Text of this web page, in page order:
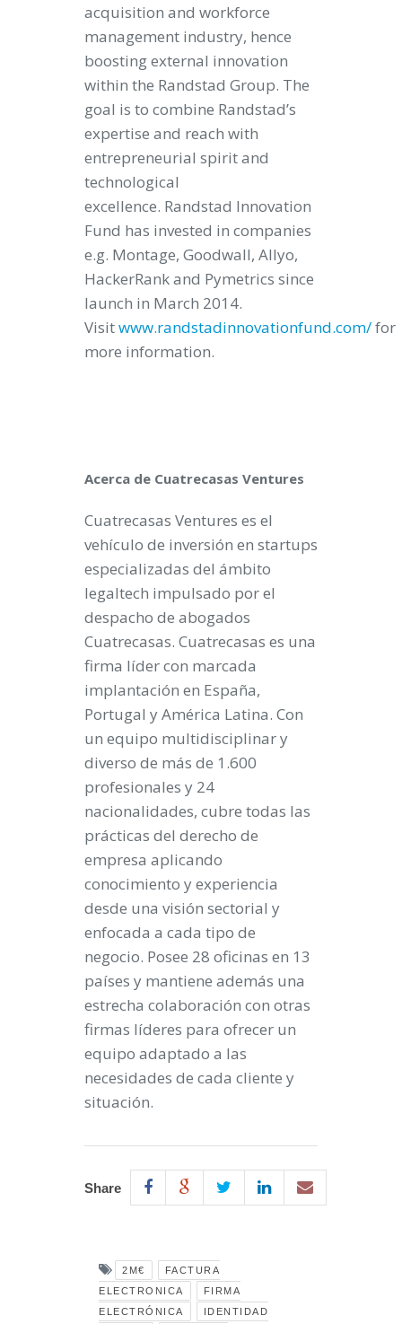
acquisition and workforce
management industry, hence
boosting external innovation
within the Randstad Group. The
goal is to combine Randstad’s
expertise and reach with
entrepreneurial spirit and
technological
excellence. Randstad Innovation
Fund has invested in companies
e.g. Montage, Goodwall, Allyo,
HackerRank and Pymetrics since
launch in March 2014.
Visitwww.randstadinnovationfund.com/for
more information.
Acerca de Cuatrecasas Ventures
Cuatrecasas Ventures es el
vehículo de inversión en startups
especializadas del ámbito
legaltech impulsado por el
despacho de abogados
Cuatrecasas. Cuatrecasas es una
firma líder con marcada
implantación en España,
Portugal y América Latina. Con
un equipo multidisciplinar y
diverso de más de 1.600
profesionales y 24
nacionalidades, cubre todas las
prácticas del derecho de
empresa aplicando
conocimiento y experiencia
desde una visión sectorial y
enfocada a cada tipo de
negocio. Posee 28 oficinas en 13
países y mantiene además una
estrecha colaboración con otras
firmas líderes para ofrecer un
equipo adaptado a las
necesidades de cada cliente y
situación.
Share
2M€
FACTURA
ELECTRONICA
FIRMA
ELECTRÓNICA
IDENTIDAD